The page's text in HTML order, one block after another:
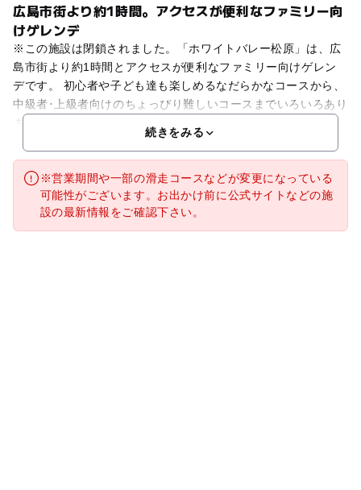
広島市街より約1時間。アクセスが便利なファミリー向
けゲレンデ
※この施設は閉鎖されました。「ホワイトバレー松原」は、広
島市街より約1時間とアクセスが便利なファミリー向けゲレン
デです。 初心者や子ども達も楽しめるなだらかなコースから、
中級者･上級者向けのちょっぴり難しいコースまでいろいろあり
続きをみる
※営業期間や一部の滑走コースなどが変更になっている
可能性がございます。お出かけ前に公式サイトなどの施
設の最新情報をご確認下さい。